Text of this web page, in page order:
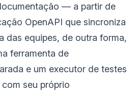
— a partir de
OpenAPI que sincroniza
das equipes, de outra forma,
ferramenta de
e um executor de testes
seu próprio